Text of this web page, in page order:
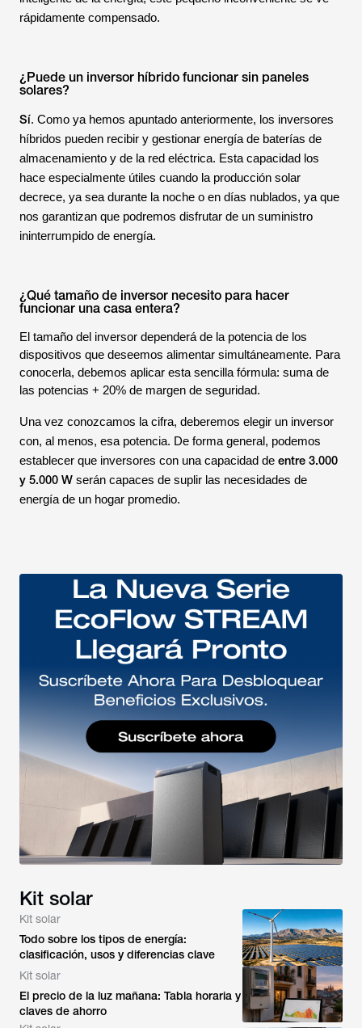
rápidamente compensado.
¿Puede un inversor híbrido funcionar sin paneles
solares?
Sí. Como ya hemos apuntado anteriormente, los inversores
híbridos pueden recibir y gestionar energía de baterías de
almacenamiento y de la red eléctrica. Esta capacidad los
hace especialmente útiles cuando la producción solar
decrece, ya sea durante la noche o en días nublados, ya que
nos garantizan que podremos disfrutar de un suministro
ininterrumpido de energía.
¿Qué tamaño de inversor necesito para hacer
funcionar una casa entera?
El tamaño del inversor dependerá de la potencia de los
dispositivos que deseemos alimentar simultáneamente. Para
conocerla, debemos aplicar esta sencilla fórmula: suma de
las potencias + 20% de margen de seguridad.
Una vez conozcamos la cifra, deberemos elegir un inversor
con, al menos, esa potencia. De forma general, podemos
establecer que inversores con una capacidad de entre 3.000
y 5.000 W serán capaces de suplir las necesidades de
energía de un hogar promedio.
Kit solar
Kit solar
Todo sobre los tipos de energía:
clasificación, usos y diferencias clave
Kit solar
El precio de la luz mañana: Tabla horaria y
claves de ahorro